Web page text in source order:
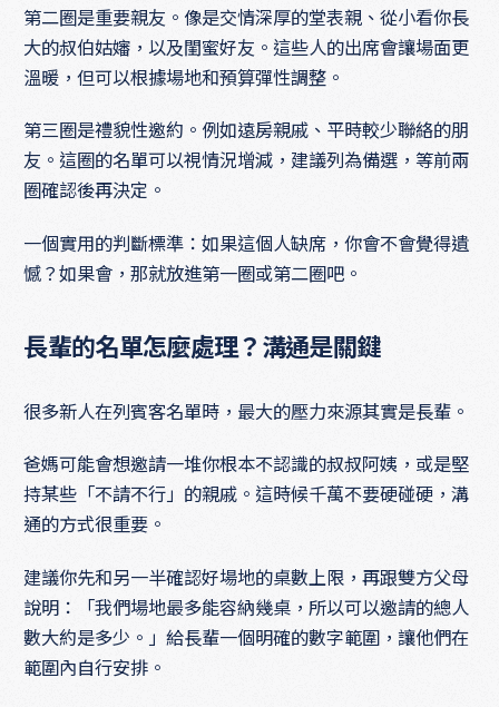
第二圈是重要親友。像是交情深厚的堂表親、從小看你長
大的叔伯姑嬸，以及閨蜜好友。這些人的出席會讓場面更
溫暖，但可以根據場地和預算彈性調整。
第三圈是禮貌性邀約。例如遠房親戚、平時較少聯絡的朋
友。這圈的名單可以視情況增減，建議列為備選，等前兩
圈確認後再決定。
一個實用的判斷標準：如果這個人缺席，你會不會覺得遺
憾？如果會，那就放進第一圈或第二圈吧。
長輩的名單怎麼處理？溝通是關鍵
很多新人在列賓客名單時，最大的壓力來源其實是長輩。
爸媽可能會想邀請一堆你根本不認識的叔叔阿姨，或是堅
持某些「不請不行」的親戚。這時候千萬不要硬碰硬，溝
通的方式很重要。
建議你先和另一半確認好場地的桌數上限，再跟雙方父母
說明：「我們場地最多能容納幾桌，所以可以邀請的總人
數大約是多少。」給長輩一個明確的數字範圍，讓他們在
範圍內自行安排。